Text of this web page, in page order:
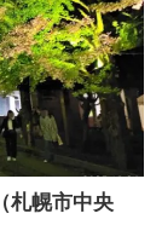
札幌市中央